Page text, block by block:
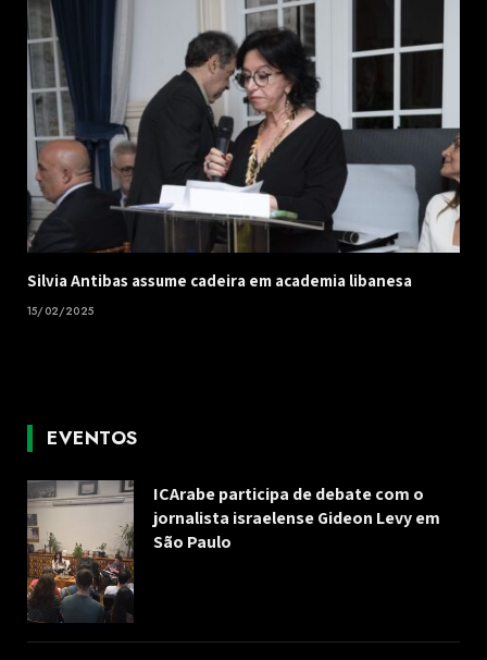
Silvia Antibas assume cadeira em academia libanesa
15/02/2025
EVENTOS
ICArabe participa de debate com o
jornalista israelense Gideon Levy em
São Paulo